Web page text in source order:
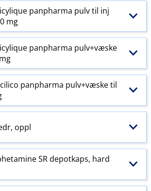
panpharma pulv til inj
mg
panpharma pulv+væske
panpharma pulv+væske til
oppl
SR depotkaps, hard